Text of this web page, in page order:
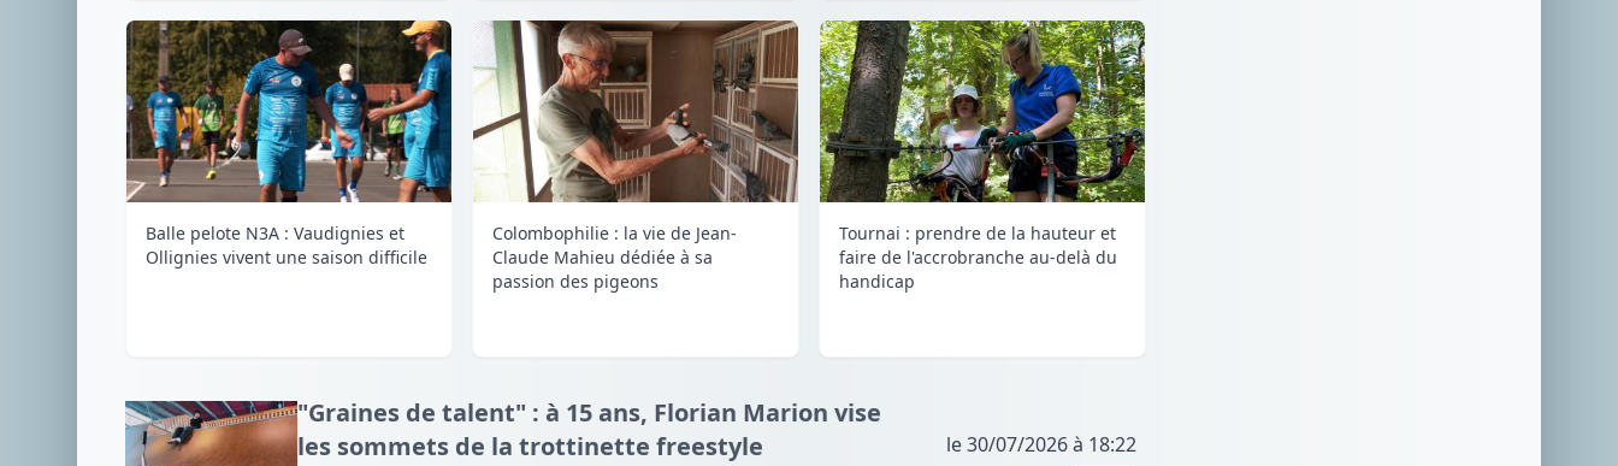
Balle pelote N3A : Vaudignies et
Ollignies vivent une saison difficile
Colombophilie : la vie de Jean-
Claude Mahieu dédiée à sa
passion des pigeons
Tournai : prendre de la hauteur et
faire de l'accrobranche au-delà du
handicap
"Graines de talent" : à 15 ans, Florian Marion vise
les sommets de la trottinette freestyle
le 30/07/2026 à 18:22